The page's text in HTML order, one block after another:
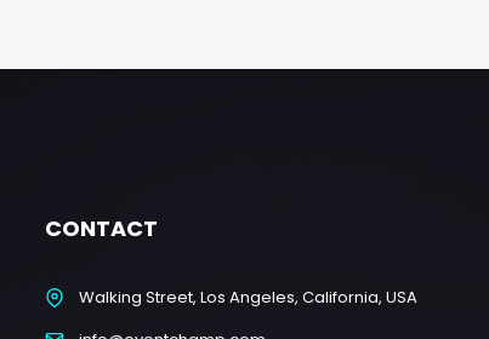
CONTACT
Walking Street, Los Angeles, California, USA